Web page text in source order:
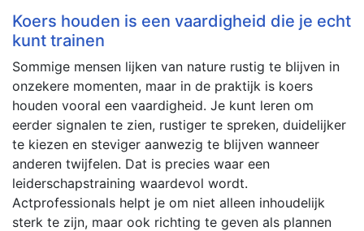
Koers houden is een vaardigheid die je echt
kunt trainen
Sommige mensen lijken van nature rustig te blijven in
onzekere momenten, maar in de praktijk is koers
houden vooral een vaardigheid. Je kunt leren om
eerder signalen te zien, rustiger te spreken, duidelijker
te kiezen en steviger aanwezig te blijven wanneer
anderen twijfelen. Dat is precies waar een
leiderschapstraining waardevol wordt.
Actprofessionals helpt je om niet alleen inhoudelijk
sterk te zijn, maar ook richting te geven als plannen